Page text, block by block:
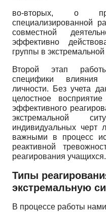
во-вторых, о
специализированной
совместной
эффективно
группы в экстремальной
Второй этап
специфики влияния
личности. Без учета
целостное
эффективного
экстремальной
индивидуальных черт
важными в процесс
реактивной
реагирования учащихся.
Типы
экстремальную
В процессе работы